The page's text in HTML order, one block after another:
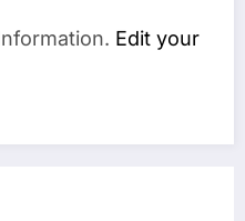
Edit your